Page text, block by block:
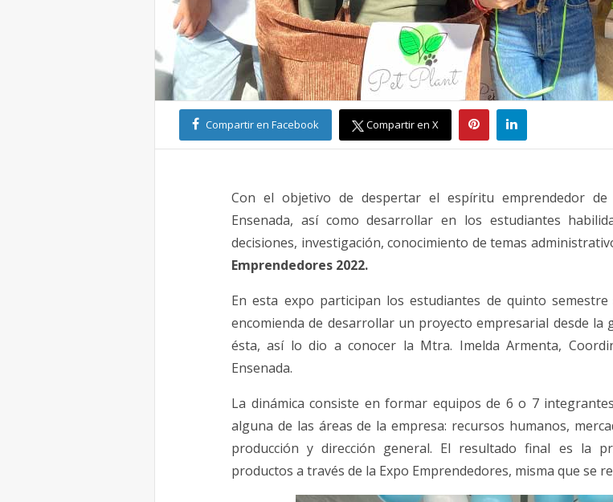
Compartir en Facebook Compartir en X
Con el objetivo de despertar el espíritu emprendedor de
Ensenada, así como desarrollar en los estudiantes
decisiones, investigación, conocimiento de temas
Emprendedores 2022.
En esta expo participan los estudiantes de quinto
encomienda de desarrollar un proyecto empresarial desde la
ésta, así lo dio a conocer la Mtra. Imelda Armenta,
Ensenada.
La dinámica consiste en formar equipos de 6 o 7
alguna de las áreas de la empresa: recursos humanos,
producción y dirección general. El resultado final es la
productos a través de la Expo Emprendedores, misma que se